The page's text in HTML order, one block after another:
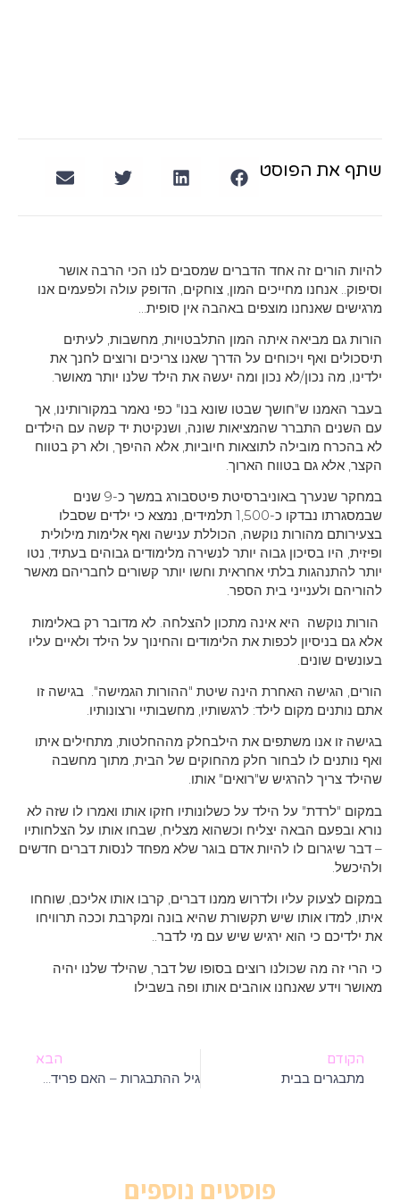
שתף את הפוסט
להיות הורים זה אחד הדברים שמסבים לנו הכי הרבה אושר
וסיפוק.. אנחנו מחייכים המון, צוחקים, הדופק עולה ולפעמים אנו
מרגישים שאנחנו מוצפים באהבה אין סופית…
הורות גם מביאה איתה המון התלבטויות, מחשבות, לעיתים
תיסכולים ואף ויכוחים על הדרך שאנו צריכים ורוצים לחנך את
ילדינו, מה נכון/לא נכון ומה יעשה את הילד שלנו יותר מאושר.
בעבר האמנו ש"חושך שבטו שונא בנו" כפי נאמר במקורותינו, אך
עם השנים התברר שהמציאות שונה, ושנקיטת יד קשה עם הילדים
לא בהכרח מובילה לתוצאות חיוביות, אלא ההיפך, ולא רק בטווח
הקצר, אלא גם בטווח הארוך.
במחקר שנערך באוניברסיטת פיטסבורג במשך כ-9 שנים
שבמסגרתו נבדקו כ-1,500 תלמידים, נמצא כי ילדים שסבלו
בצעירותם מהורות נוקשה, הכוללת ענישה ואף אלימות מילולית
ופיזית, היו בסיכון גבוה יותר לנשירה מלימודים גבוהים בעתיד, נטו
יותר להתנהגות בלתי אחראית וחשו יותר קשורים לחבריהם מאשר
להוריהם ולענייני בית הספר.
הורות נוקשה היא אינה מתכון להצלחה. לא מדובר רק באלימות
אלא גם בניסיון לכפות את הלימודים והחינוך על הילד ולאיים עליו
בעונשים שונים.
הורים, הגישה האחרת הינה שיטת "ההורות הגמישה". בגישה זו
אתם נותנים מקום לילד: לרגשותיו, מחשבותיי ורצונותיו.
בגישה זו אנו משתפים את הילבחלק מההחלטות, מתחילים איתו
ואף נותנים לו לבחור חלק מהחוקים של הבית, מתוך מחשבה
שהילד צריך להרגיש ש"רואים" אותו.
במקום "לרדת" על הילד על כשלונותיו חזקו אותו ואמרו לו שזה לא
נורא ובפעם הבאה יצליח וכשהוא מצליח, שבחו אותו על הצלחותיו
– דבר שיגרום לו להיות אדם בוגר שלא מפחד לנסות דברים חדשים
ולהיכשל.
במקום לצעוק עליו ולדרוש ממנו דברים, קרבו אותו אליכם, שוחחו
איתו, למדו אותו שיש תקשורת שהיא בונה ומקרבת וככה תרוויחו
את ילדיכם כי הוא ירגיש שיש עם מי לדבר..
כי הרי זה מה שכולנו רוצים בסופו של דבר, שהילד שלנו יהיה
מאושר וידע שאנחנו אוהבים אותו ופה בשבילו
הקודם
מתבגרים בבית
הבא
גיל ההתבגרות – האם פרידה מההורים?
פוסטים נוספים